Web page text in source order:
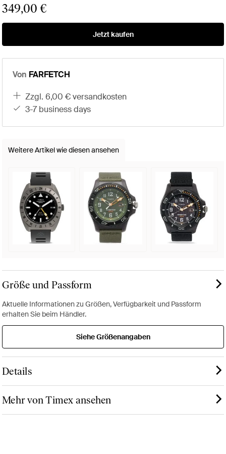
349,00 €
Jetzt kaufen
Von FARFETCH
zzgl. 6,00 € versandkosten
3-7 business days
Weitere Artikel wie diesen ansehen
Größe und Passform
Aktuelle Informationen zu Größen, Verfügbarkeit und Passform
erhalten Sie beim Händler.
Siehe Größenangaben
Details
Mehr von Timex ansehen